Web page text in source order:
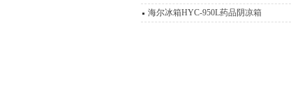
仪 离子计 滴定仪 水份测定仪 电极 浓
海尔冰箱HYC-950L药品阴凉箱